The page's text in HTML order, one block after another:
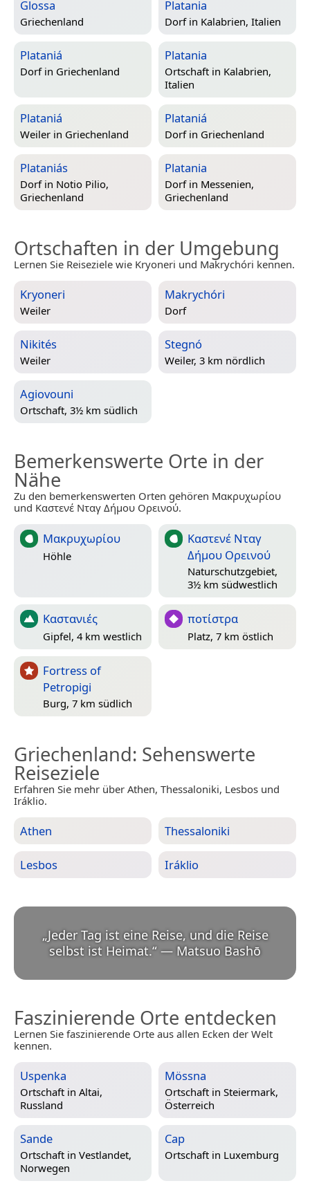
Glossa
Griechenland
Platania
Dorf in Kalabrien, Italien
Plataniá
Dorf in Griechenland
Platania
Ortschaft in Kalabrien,
Italien
Plataniá
Weiler in Griechenland
Plataniá
Dorf in Griechenland
Plataniás
Dorf in Notio Pilio,
Griechenland
Platania
Dorf in Messenien,
Griechenland
Ortschaften in der Umgebung
Lernen Sie Reiseziele wie Kryoneri und Makrychóri kennen.
Kryoneri
Weiler
Makrychóri
Dorf
Nikités
Weiler
Stegnó
Weiler, 3 km nördlich
Agiovouni
Ortschaft, 3½ km südlich
Bemerkenswerte Orte in der
Nähe
Zu den bemerkenswerten Orten gehören Μακρυχωρίου
und Καστενέ Νταγ Δήμου Ορεινού.
Μακρυχωρίου
Höhle
Καστενέ Νταγ
Δήμου Ορεινού
Naturschutzgebiet,
3½ km südwestlich
Καστανιές
Gipfel, 4 km westlich
ποτίστρα
Platz, 7 km östlich
Fortress of
Petropigi
Burg, 7 km südlich
Griechenland: Sehenswerte
Reiseziele
Erfahren Sie mehr über Athen, Thessaloniki, Lesbos und
Iráklio.
Athen Thessaloniki
Lesbos Iráklio
„Jeder Tag ist eine Reise, und die Reise
selbst ist Heimat.“ — Matsuo Bashō
Faszinierende Orte entdecken
Lernen Sie faszinierende Orte aus allen Ecken der Welt
kennen.
Uspenka
Ortschaft in Altai,
Russland
Mössna
Ortschaft in Steiermark,
Österreich
Sande
Ortschaft in Vestlandet,
Norwegen
Cap
Ortschaft in Luxemburg